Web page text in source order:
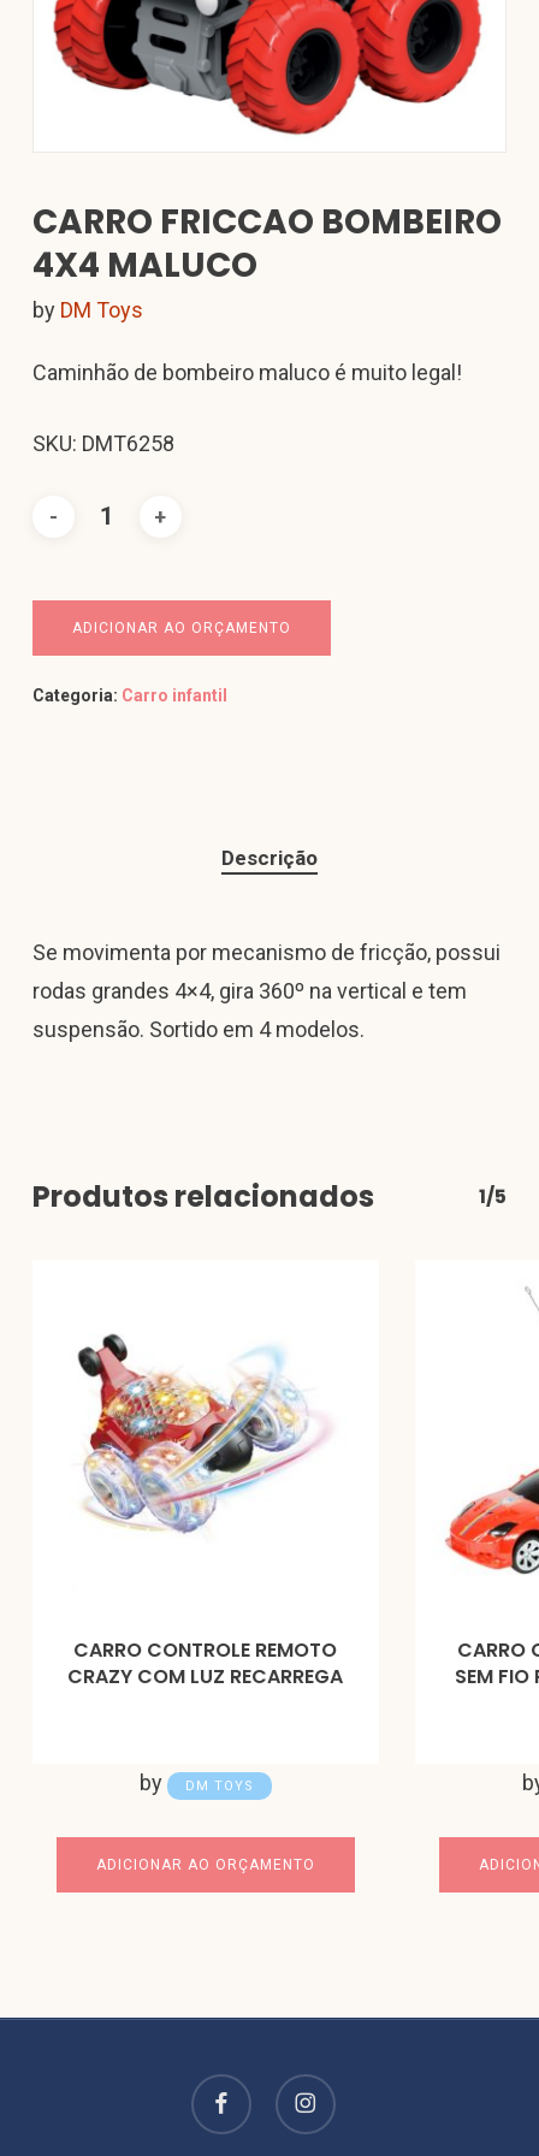
CARRO FRICCAO BOMBEIRO
4X4 MALUCO
by DM Toys
Caminhão de bombeiro maluco é muito legal!
SKU: DMT6258
ADICIONAR AO ORÇAMENTO
Categoria: Carro infantil
Descrição
Se movimenta por mecanismo de fricção, possui
rodas grandes 4×4, gira 360º na vertical e tem
suspensão. Sortido em 4 modelos.
Produtos relacionados 1/5
CARRO CONTROLE REMOTO
CRAZY COM LUZ RECARREGA
by DM TOYS
ADICIONAR AO ORÇAMENTO
CARRO
SEM FIO
facebook instagram